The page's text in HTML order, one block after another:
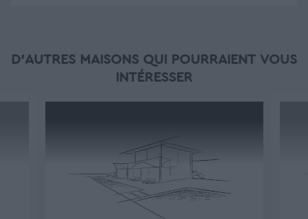
D'AUTRES MAISONS QUI POURRAIENT VOUS
INTÉRESSER